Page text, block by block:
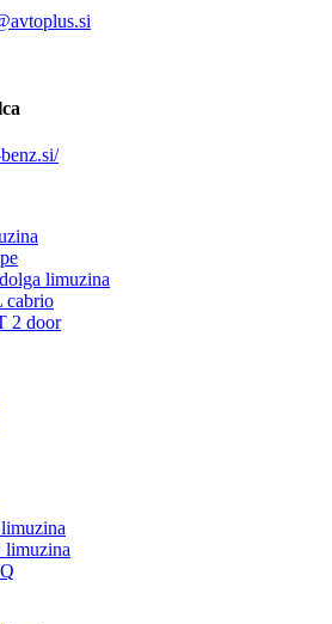
limuzina
cabrio
2 door
limuzina